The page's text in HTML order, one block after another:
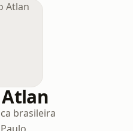
brasileira